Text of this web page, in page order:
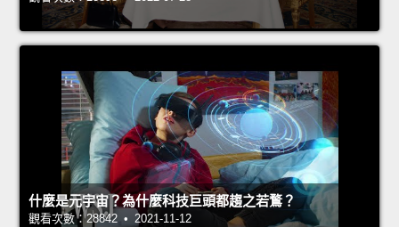
什麼是元宇宙？為什麼科技巨頭都趨之若鶩？
觀看次數：28842 • 2021-11-12